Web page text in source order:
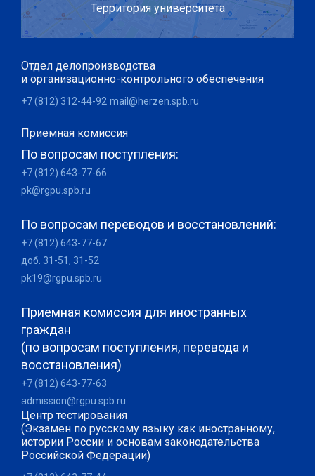
Территория университета
Отдел делопроизводства
и организационно-контрольного обеспечения
+7 (812) 312-44-92 mail@herzen.spb.ru
Приемная комиссия
По вопросам поступления:
+7 (812) 643-77-66
pk@rgpu.spb.ru
По вопросам переводов и восстановлений:
+7 (812) 643-77-67
доб. 31-51, 31-52
pk19@rgpu.spb.ru
Приемная комиссия для иностранных
граждан
(по вопросам поступления, перевода и
восстановления)
+7 (812) 643-77-63
admission@rgpu.spb.ru
Центр тестирования
(Экзамен по русскому языку как иностранному,
истории России и основам законодательства
Российской Федерации)